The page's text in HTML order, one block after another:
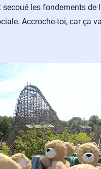
les fondements de
Accroche-toi, car ça